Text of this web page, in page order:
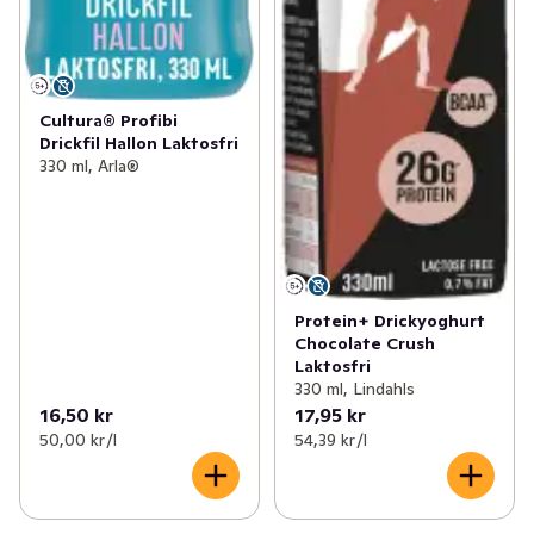
Cultura® Profibi
Drickfil Hallon Laktosfri
330 ml, Arla®
16,50 kr
50,00 kr /l
Protein+ Drickyoghurt
Chocolate Crush
Laktosfri
330 ml, Lindahls
17,95 kr
54,39 kr /l